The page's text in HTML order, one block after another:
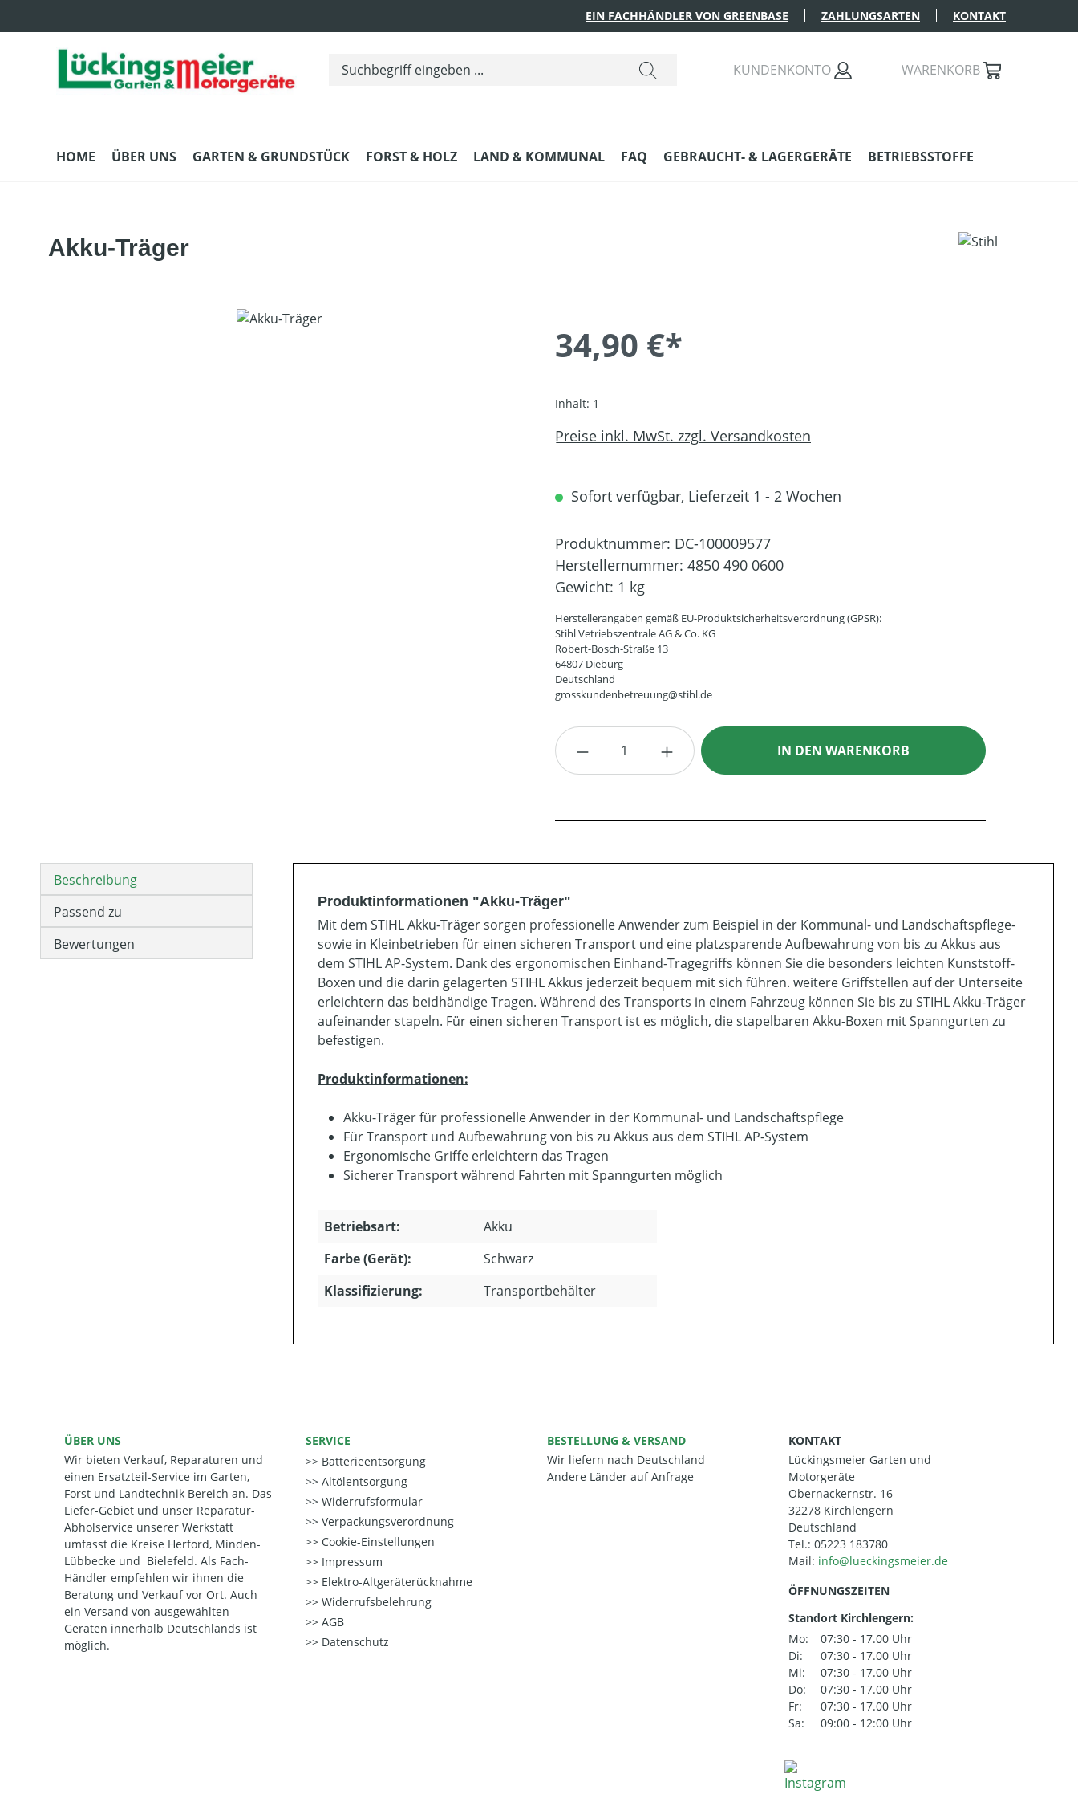
EIN FACHHÄNDLER VON GREENBASE ZAHLUNGSARTEN KONTAKT
KUNDENKONTO WARENKORB
HOME ÜBER UNS GARTEN & GRUNDSTÜCK FORST & HOLZ LAND & KOMMUNAL FAQ GEBRAUCHT- & LAGERGERÄTE BETRIEBSSTOFFE
Akku-Träger
34,90 €*
Inhalt: 1
Preise inkl. MwSt. zzgl. Versandkosten
Sofort verfügbar, Lieferzeit 1 - 2 Wochen
Produktnummer: DC-100009577
Herstellernummer: 4850 490 0600
Gewicht: 1 kg
Herstellerangaben gemäß EU-Produktsicherheitsverordnung (GPSR):
Stihl Vetriebszentrale AG & Co. KG
Robert-Bosch-Straße 13
64807 Dieburg
Deutschland
grosskundenbetreuung@stihl.de
Produkt Anzahl: Gib den gewünschten Wert ein oder
IN DEN WARENKORB
Beschreibung
Passend zu
Bewertungen
Produktinformationen "Akku-Träger"
Mit dem STIHL Akku-Träger sorgen professionelle Anwender zum Beispiel in der Kommunal- und Landschaftspflege-
sowie in Kleinbetrieben für einen sicheren Transport und eine platzsparende Aufbewahrung von bis zu Akkus aus
dem STIHL AP-System. Dank des ergonomischen Einhand-Tragegriffs können Sie die besonders leichten Kunststoff-
Boxen und die darin gelagerten STIHL Akkus jederzeit bequem mit sich führen. weitere Griffstellen auf der Unterseite
erleichtern das beidhändige Tragen. Während des Transports in einem Fahrzeug können Sie bis zu STIHL Akku-Träger
aufeinander stapeln. Für einen sicheren Transport ist es möglich, die stapelbaren Akku-Boxen mit Spanngurten zu
befestigen.
Produktinformationen:
Akku-Träger für professionelle Anwender in der Kommunal- und Landschaftspflege
Für Transport und Aufbewahrung von bis zu Akkus aus dem STIHL AP-System
Ergonomische Griffe erleichtern das Tragen
Sicherer Transport während Fahrten mit Spanngurten möglich
Betriebsart:
Akku
Farbe (Gerät):
Schwarz
Klassifizierung:
Transportbehälter
ÜBER UNS
Wir bieten Verkauf, Reparaturen und
einen Ersatzteil-Service im Garten,
Forst und Landtechnik Bereich an. Das
Liefer-Gebiet und unser Reparatur-
Abholservice unserer Werkstatt
umfasst die Kreise Herford, Minden-
Lübbecke und Bielefeld. Als Fach-
Händler empfehlen wir ihnen die
Beratung und Verkauf vor Ort. Auch
ein Versand von ausgewählten
Geräten innerhalb Deutschlands ist
möglich.
SERVICE
Batterieentsorgung
Altölentsorgung
Widerrufsformular
Verpackungsverordnung
Cookie-Einstellungen
Impressum
Elektro-Altgeräterücknahme
Widerrufsbelehrung
AGB
Datenschutz
BESTELLUNG & VERSAND
Wir liefern nach Deutschland
Andere Länder auf Anfrage
KONTAKT
Lückingsmeier Garten und
Motorgeräte
Obernackernstr. 16
32278 Kirchlengern
Deutschland
Tel.: 05223 183780
Mail:
ÖFFNUNGSZEITEN
Standort Kirchlengern:
Mo:
07:30 - 17.00 Uhr
Di:
07:30 - 17.00 Uhr
Mi:
07:30 - 17.00 Uhr
Do:
07:30 - 17.00 Uhr
Fr:
07:30 - 17.00 Uhr
Sa:
09:00 - 12:00 Uhr